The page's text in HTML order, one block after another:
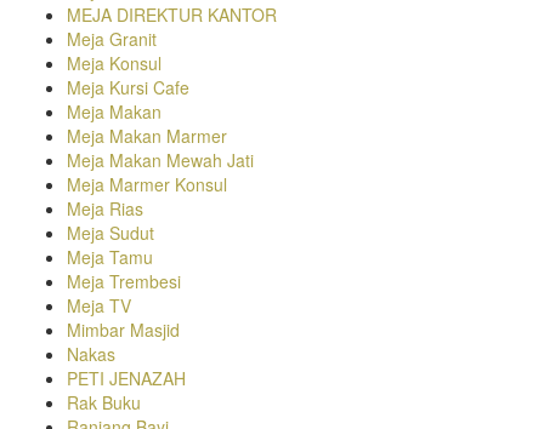
MEJA DIREKTUR KANTOR
Meja Granit
Meja Konsul
Meja Kursi Cafe
Meja Makan
Meja Makan Marmer
Meja Makan Mewah Jati
Meja Marmer Konsul
Meja Rias
Meja Sudut
Meja Tamu
Meja Trembesi
Meja TV
Mimbar Masjid
Nakas
PETI JENAZAH
Rak Buku